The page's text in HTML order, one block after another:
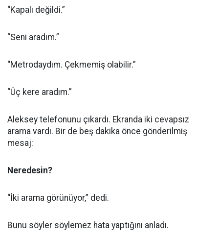
“Kapalı değildi.”
“Seni aradım.”
“Metrodaydım. Çekmemiş olabilir.”
“Üç kere aradım.”
Aleksey telefonunu çıkardı. Ekranda iki cevapsız
arama vardı. Bir de beş dakika önce gönderilmiş
mesaj:
Neredesin?
“İki arama görünüyor,” dedi.
Bunu söyler söylemez hata yaptığını anladı.